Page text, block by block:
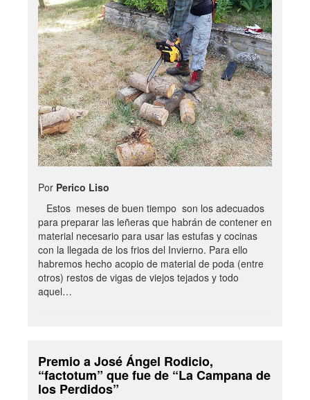
Por Perico Liso
Estos meses de buen tiempo son los adecuados
para preparar las leñeras que habrán de contener en
material necesario para usar las estufas y cocinas
con la llegada de los frios del Invierno. Para ello
habremos hecho acopio de material de poda (entre
otros) restos de vigas de viejos tejados y todo
aquel…
Premio a José Ángel Rodicio,
“factotum” que fue de “La Campana de
los Perdidos”